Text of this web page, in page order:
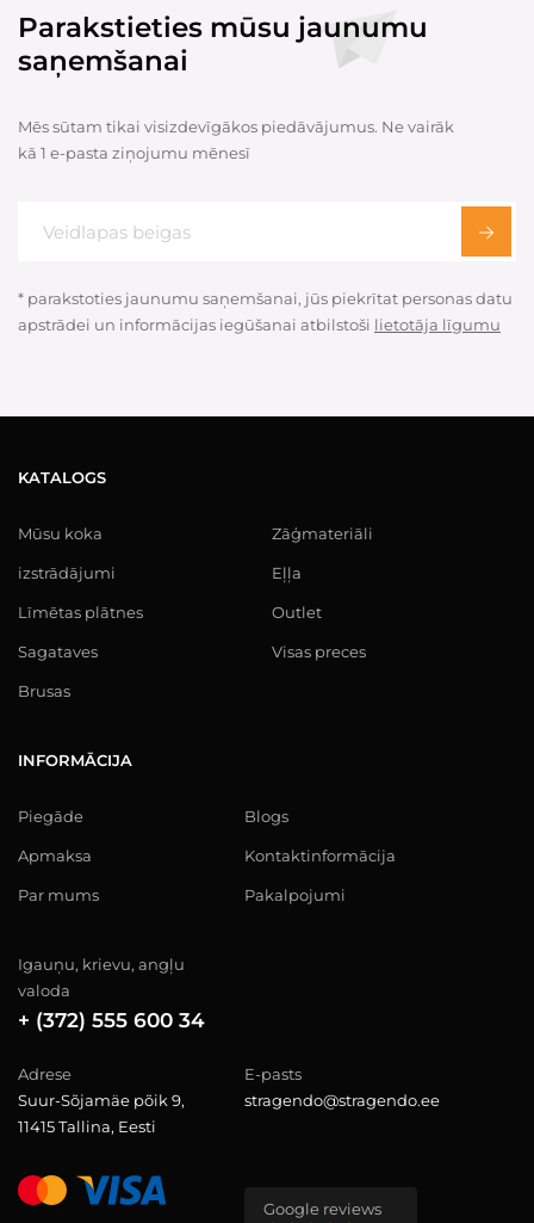
Parakstieties mūsu jaunumu
saņemšanai
Mēs sūtam tikai visizdevīgākos piedāvājumus. Ne vairāk
kā 1 e-pasta ziņojumu mēnesī
* parakstoties jaunumu saņemšanai, jūs piekrītat personas datu
apstrādei un informācijas iegūšanai atbilstoši lietotāja līgumu
KATALOGS
Mūsu koka
izstrādājumi
Līmētas plātnes
Sagataves
Brusas
Zāģmateriāli
Eļļa
Outlet
Visas preces
INFORMĀCIJA
Piegāde
Apmaksa
Par mums
Blogs
Kontaktinformācija
Pakalpojumi
Igauņu, krievu, angļu
valoda
+ (372) 555 600 34
Adrese
Suur-Sõjamäe põik 9,
11415 Tallina, Eesti
E-pasts
stragendo@stragendo.ee
Google reviews